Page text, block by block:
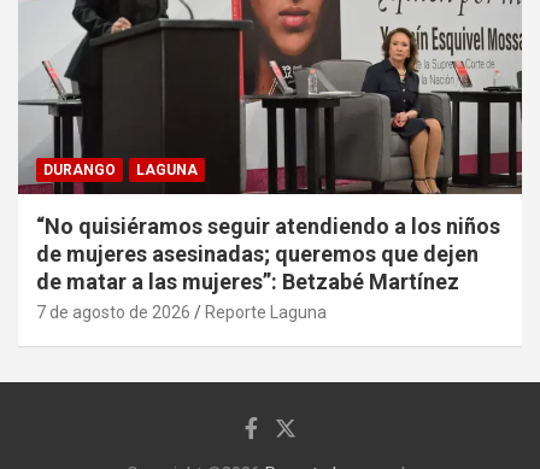
DURANGO LAGUNA
“No quisiéramos seguir atendiendo a los niños
de mujeres asesinadas; queremos que dejen
de matar a las mujeres”: Betzabé Martínez
7 de agosto de 2026 Reporte Laguna